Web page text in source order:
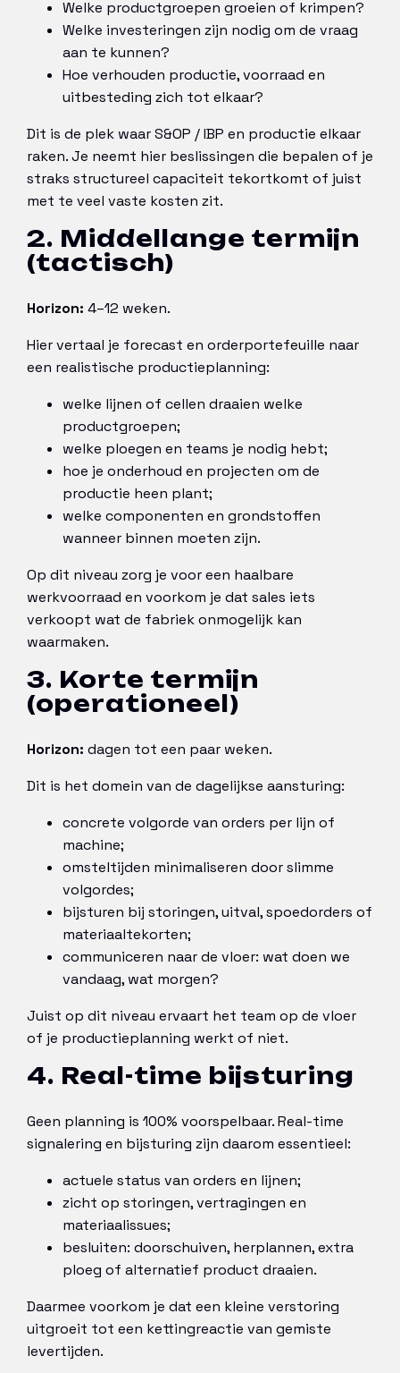
Welke productgroepen groeien of krimpen?
Welke investeringen zijn nodig om de vraag
aan te kunnen?
Hoe verhouden productie, voorraad en
uitbesteding zich tot elkaar?
Dit is de plek waar S&OP / IBP en productie elkaar
raken. Je neemt hier beslissingen die bepalen of je
straks structureel capaciteit tekortkomt of juist
met te veel vaste kosten zit.
2. Middellange termijn
(tactisch)
Horizon: 4–12 weken.
Hier vertaal je forecast en orderportefeuille naar
een realistische productieplanning:
welke lijnen of cellen draaien welke
productgroepen;
welke ploegen en teams je nodig hebt;
hoe je onderhoud en projecten om de
productie heen plant;
welke componenten en grondstoffen
wanneer binnen moeten zijn.
Op dit niveau zorg je voor een haalbare
werkvoorraad en voorkom je dat sales iets
verkoopt wat de fabriek onmogelijk kan
waarmaken.
3. Korte termijn
(operationeel)
Horizon: dagen tot een paar weken.
Dit is het domein van de dagelijkse aansturing:
concrete volgorde van orders per lijn of
machine;
omsteltijden minimaliseren door slimme
volgordes;
bijsturen bij storingen, uitval, spoedorders of
materiaaltekorten;
communiceren naar de vloer: wat doen we
vandaag, wat morgen?
Juist op dit niveau ervaart het team op de vloer
of je productieplanning werkt of niet.
4. Real-time bijsturing
Geen planning is 100% voorspelbaar. Real-time
signalering en bijsturing zijn daarom essentieel:
actuele status van orders en lijnen;
zicht op storingen, vertragingen en
materiaalissues;
besluiten: doorschuiven, herplannen, extra
ploeg of alternatief product draaien.
Daarmee voorkom je dat een kleine verstoring
uitgroeit tot een kettingreactie van gemiste
levertijden.